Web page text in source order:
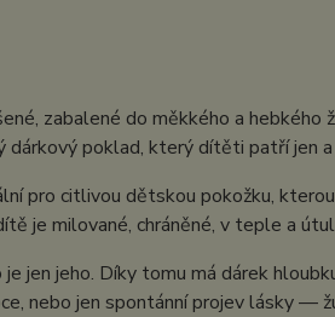
zabalené do měkkého a hebkého
poklad, který dítěti patří jen a
pro citlivou dětskou pokožku,
je milované, chráněné, v teple a
jen jeho. Díky tomu má dárek
nebo jen spontánní projev lásky —